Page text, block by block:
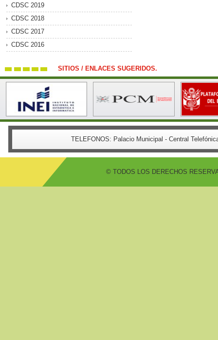
CDSC 2019
CDSC 2018
CDSC 2017
CDSC 2016
SITIOS / ENLACES SUGERIDOS.
TELEFONOS: Palacio Municipal - Central
© TODOS LOS DERECHOS